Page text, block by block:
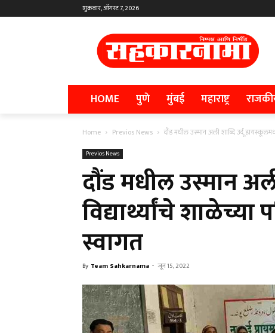
शुक्रवार, ऑगस्ट 7, 2026
HOME पुणे मुंबई महाराष्ट्र
Home Previos News दौंड मधील उस्मान अली शाब्दि उर्दू
Previos News
दौंड मधील उस्मान
विद्यार्थ्यांचे
स्वागत
By Team Sahkarnama - जून 15, 2022